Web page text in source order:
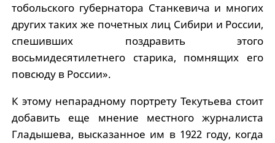
тобольского губернатора Станкевича и многих
других таких же почетных лиц Сибири и России,
спешивших поздравить этого
восьмидесятилетнего старика, помнящих его
повсюду в России».
К этому непарадному портрету Текутьева стоит
добавить еще мнение местного журналиста
Гладышева, высказанное им в 1922 году, когда